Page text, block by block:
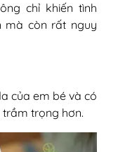
chỉ khiến tình
mà còn rất nguy
của em bé và có
trọng hơn.